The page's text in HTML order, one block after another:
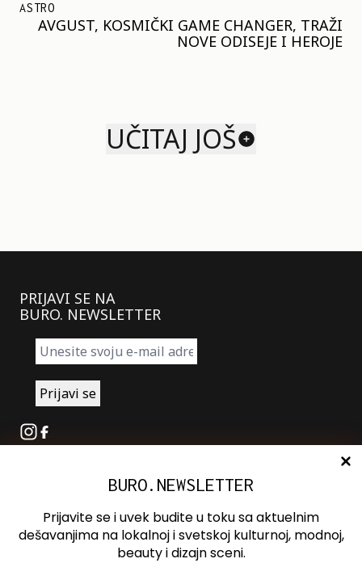
ASTRO
AVGUST, KOSMIČKI GAME CHANGER, TRAŽI
NOVE ODISEJE I HEROJE
UČITAJ JOŠ
PRIJAVI SE NA
BURO. NEWSLETTER
Instagram
Facebook
Oglašavanje
Kontakt
BURO.NEWSLETTER
Prijavite se i uvek budite u toku sa aktuelnim
dešavanjima na lokalnoj i svetskoj kulturnoj, modnoj,
beauty i dizajn sceni.